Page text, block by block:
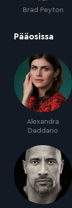
Brad Peyton
Pääosissa
Alexandra
Daddario